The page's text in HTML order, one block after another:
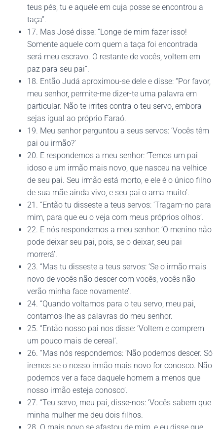
teus pés, tu e aquele em cuja posse se encontrou a
taça”.
17. Mas José disse: “Longe de mim fazer isso!
Somente aquele com quem a taça foi encontrada
será meu escravo. O restante de vocês, voltem em
paz para seu pai”.
18. Então Judá aproximou-se dele e disse: “Por favor,
meu senhor, permite-me dizer-te uma palavra em
particular. Não te irrites contra o teu servo, embora
sejas igual ao próprio Faraó.
19. Meu senhor perguntou a seus servos: ‘Vocês têm
pai ou irmão?’
20. E respondemos a meu senhor: ‘Temos um pai
idoso e um irmão mais novo, que nasceu na velhice
de seu pai. Seu irmão está morto, e ele é o único filho
de sua mãe ainda vivo, e seu pai o ama muito’.
21. “Então tu disseste a teus servos: ‘Tragam-no para
mim, para que eu o veja com meus próprios olhos’.
22. E nós respondemos a meu senhor: ‘O menino não
pode deixar seu pai, pois, se o deixar, seu pai
morrerá’.
23. “Mas tu disseste a teus servos: ‘Se o irmão mais
novo de vocês não descer com vocês, vocês não
verão minha face novamente’.
24. “Quando voltamos para o teu servo, meu pai,
contamos-lhe as palavras do meu senhor.
25. “Então nosso pai nos disse: ‘Voltem e comprem
um pouco mais de cereal’.
26. “Mas nós respondemos: ‘Não podemos descer. Só
iremos se o nosso irmão mais novo for conosco. Não
podemos ver a face daquele homem a menos que
nosso irmão esteja conosco’.
27. “Teu servo, meu pai, disse-nos: ‘Vocês sabem que
minha mulher me deu dois filhos.